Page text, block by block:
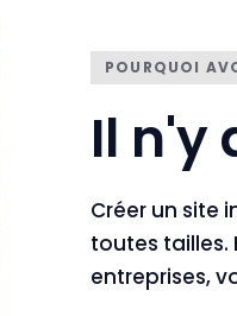
POURQUOI
Il n'y
Créer un site
toutes tailles.
entreprises,